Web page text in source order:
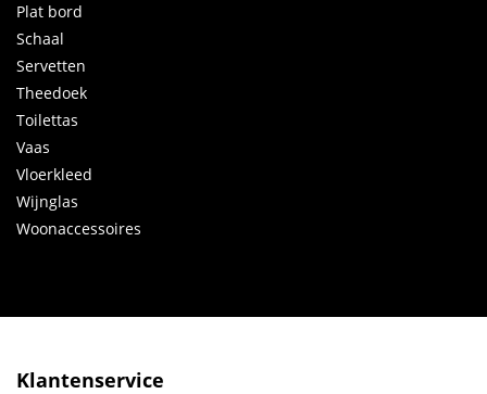
Plat bord
Schaal
Servetten
Theedoek
Toilettas
Vaas
Vloerkleed
Wijnglas
Woonaccessoires
Klantenservice